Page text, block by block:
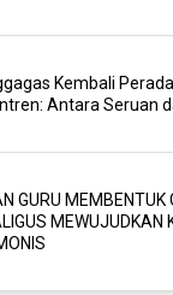
Kembali
Antara Seruan
GURU MEMBENTUK
MEWUJUDKAN